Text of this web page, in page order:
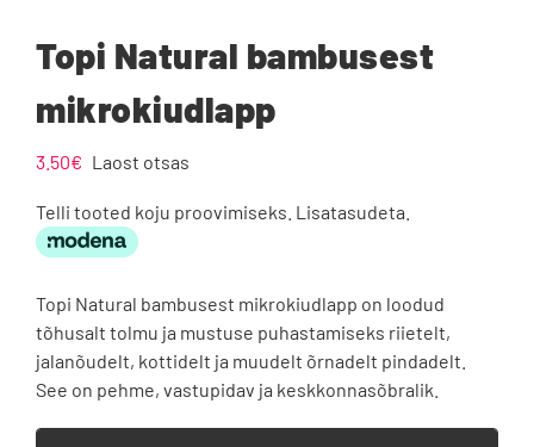
Topi Natural bambusest
mikrokiudlapp
3.50€ Laost otsas
Telli tooted koju proovimiseks. Lisatasudeta.
Topi Natural bambusest mikrokiudlapp on loodud
tõhusalt tolmu ja mustuse puhastamiseks riietelt,
jalanõudelt, kottidelt ja muudelt õrnadelt pindadelt.
See on pehme, vastupidav ja keskkonnasõbralik.